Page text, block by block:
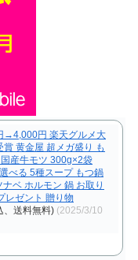
→4,000円 楽天グルメ大
黄金屋 超メガ盛り も
産牛モツ 300g×2袋
べる 5種スープ もつ鍋
ベ ホルモン 鍋 お取り
レゼント 贈り物
、送料無料) (2025/3/10